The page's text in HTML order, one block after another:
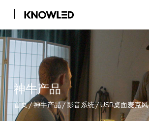
神牛产品
首页/神牛产品/影音系统/USB桌面麦克风